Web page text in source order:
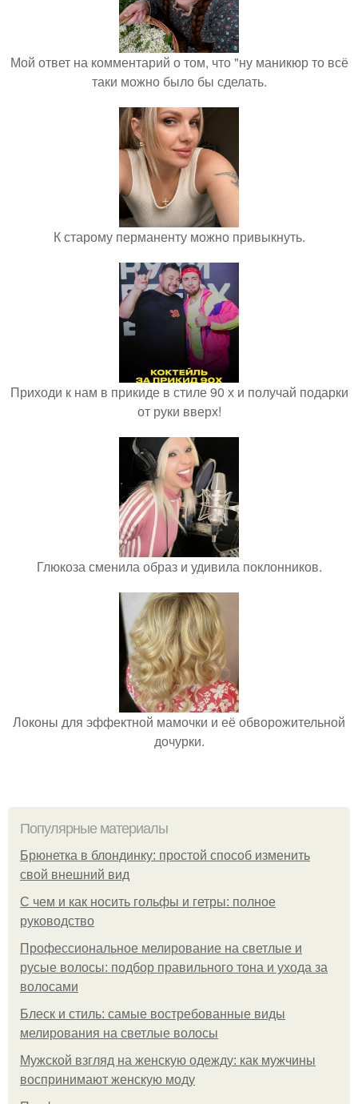
Мой ответ на комментарий о том, что "ну маникюр то всё
таки можно было бы сделать.
К старому перманенту можно привыкнуть.
Приходи к нам в прикиде в стиле 90 х и получай подарки
от руки вверх!
Глюкоза сменила образ и удивила поклонников.
Локоны для эффектной мамочки и её обворожительной
дочурки.
Популярные материалы
Брюнетка в блондинку: простой способ изменить
свой внешний вид
С чем и как носить гольфы и гетры: полное
руководство
Профессиональное мелирование на светлые и
русые волосы: подбор правильного тона и ухода за
волосами
Блеск и стиль: самые востребованные виды
мелирования на светлые волосы
Мужской взгляд на женскую одежду: как мужчины
воспринимают женскую моду